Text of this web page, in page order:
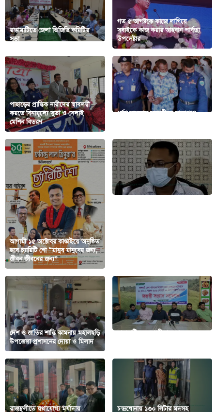
রাঙামাটিতে জেলা ভিজিডি কমিটির
সভা
গত ৫ আগষ্টকে কাজে লাগিয়ে
সবাইকে কাজ করার আহবান পার্বত্য
উপদেষ্টার
পাহাড়ের প্রান্তিক নারীদের স্বাবলম্বী
করতে বিনামূল্যে সুতা ও সেলাই
মেশিন বিতরণ
ধর্ষণ মামলায় যাবজ্জীবন সাজাপ্রাপ্ত
আগামী ১৫ অক্টোবর কাপ্তাইয়ে অনুষ্ঠিত
হবে চ্যারিটি শো “মানুষ মানুষের জন্য,
জীবন জীবনের জন্য”
দেশ ও জাতির শান্তি কামনায় মহালছড়ি
উপজেলা প্রশাসনের দোয়া ও মিলাদ
রাঙামাটিতে আগামীকাল থেকে ৩৬
রাজস্থলীতে যথাযোগ্য মর্যাদায় চন্দ্রঘোনায় ১৩০ লিটার মদসহ